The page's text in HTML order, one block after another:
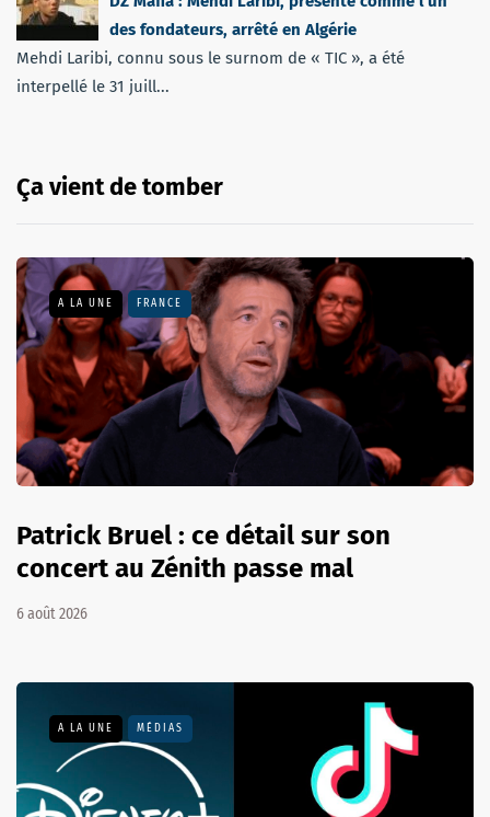
des fondateurs, arrêté en Algérie
Mehdi Laribi, connu sous le surnom de « TIC », a été
interpellé le 31 juill...
Ça vient de tomber
A LA UNE FRANCE
Patrick Bruel : ce détail sur son
concert au Zénith passe mal
6 août 2026
A LA UNE MÉDIAS